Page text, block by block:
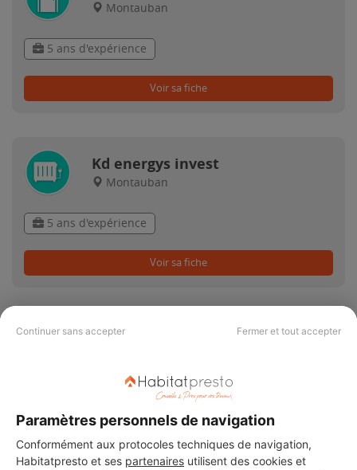
Continuer sans accepter Fermer et tout accepter
Paramètres personnels de navigation
Conformément aux protocoles techniques de navigation,
Habitatpresto et ses partenaires utilisent des cookies et
Montauban
5 ans d'expérience
Voir sa fiche
Kd energys invest
Montauban
5 ans d'expérience
Voir sa fiche
PAS LE TEMPS DE
CHERCHER ?
Vous souhaitez réaliser des travaux et ne savez quel professionnel
choisir ? Demandez des devis travauxauprès de notre réseau de 5 000